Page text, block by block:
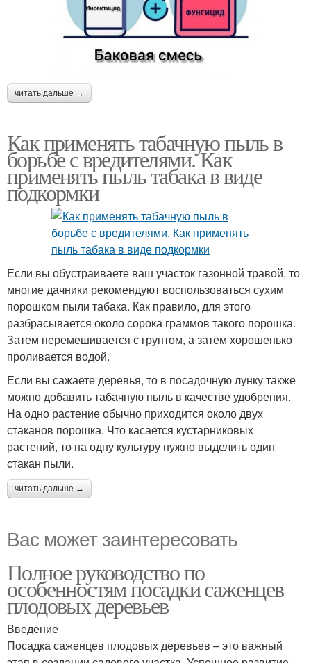
читать дальше →
Как применять табачную пыль в
борьбе с вредителями. Как
применять пыль табака в виде
подкормки
Если вы обустраиваете ваш участок газонной травой, то
многие дачники рекомендуют воспользоваться сухим
порошком пыли табака. Как правило, для этого
разбрасывается около сорока граммов такого порошка.
Затем перемешивается с грунтом, а затем хорошенько
проливается водой.
Если вы сажаете деревья, то в посадочную лунку также
можно добавить табачную пыль в качестве удобрения.
На одно растение обычно приходится около двух
стаканов порошка. Что касается кустарниковых
растений, то на одну культуру нужно выделить один
стакан пыли.
читать дальше →
Вас может заинтересовать
Полное руководство по
особенностям посадки саженцев
плодовых деревьев
Введение
Посадка саженцев плодовых деревьев – это важный